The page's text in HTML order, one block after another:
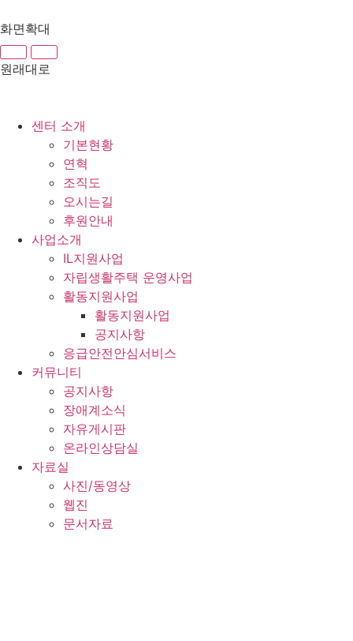
화면확대
원래대로
센터 소개
기본현황
연혁
조직도
오시는길
후원안내
사업소개
IL지원사업
자립생활주택 운영사업
활동지원사업
활동지원사업
공지사항
응급안전안심서비스
커뮤니티
공지사항
장애계소식
자유게시판
온라인상담실
자료실
사진/동영상
웹진
문서자료